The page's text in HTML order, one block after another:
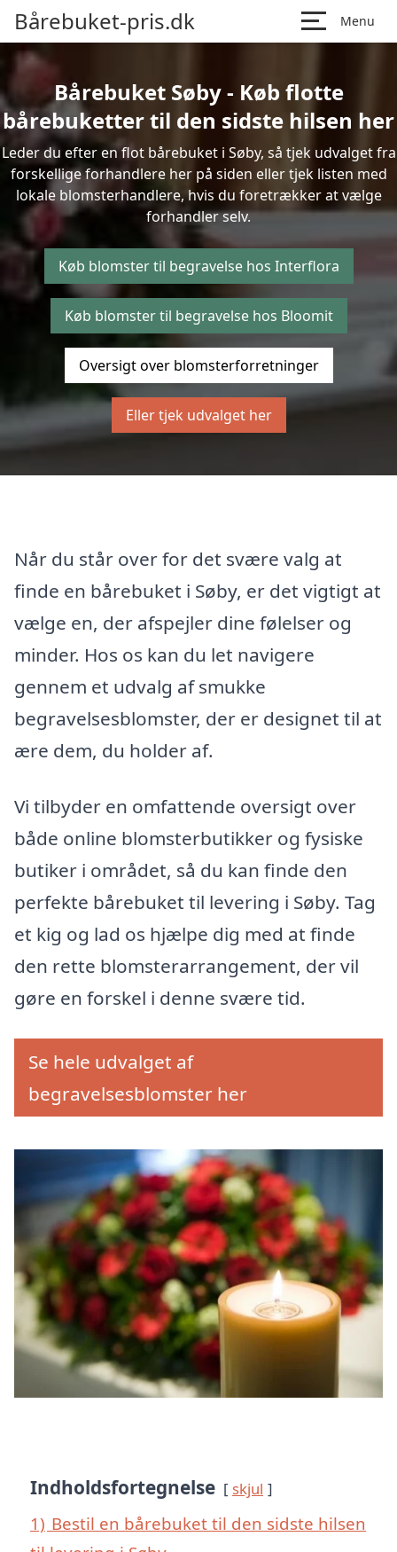
Bårebuket-pris.dk Menu
Bårebuket Søby - Køb flotte
bårebuketter til den sidste hilsen her
Leder du efter en flot bårebuket i Søby, så tjek udvalget fra
forskellige forhandlere her på siden eller tjek listen med
lokale blomsterhandlere, hvis du foretrækker at vælge
forhandler selv.
Køb blomster til begravelse hos Interflora
Køb blomster til begravelse hos Bloomit
Oversigt over blomsterforretninger
Eller tjek udvalget her
Når du står over for det svære valg at
finde en bårebuket i Søby, er det vigtigt at
vælge en, der afspejler dine følelser og
minder. Hos os kan du let navigere
gennem et udvalg af smukke
begravelsesblomster, der er designet til at
ære dem, du holder af.
Vi tilbyder en omfattende oversigt over
både online blomsterbutikker og fysiske
butiker i området, så du kan finde den
perfekte bårebuket til levering i Søby. Tag
et kig og lad os hjælpe dig med at finde
den rette blomsterarrangement, der vil
gøre en forskel i denne svære tid.
Se hele udvalget af
begravelsesblomster her
Indholdsfortegnelse skjul
1) Bestil en bårebuket til den sidste hilsen